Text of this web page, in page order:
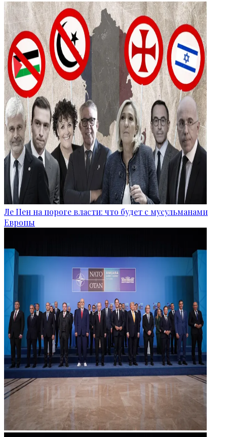
Ле Пен на пороге власти: что будет с мусульманами
Европы